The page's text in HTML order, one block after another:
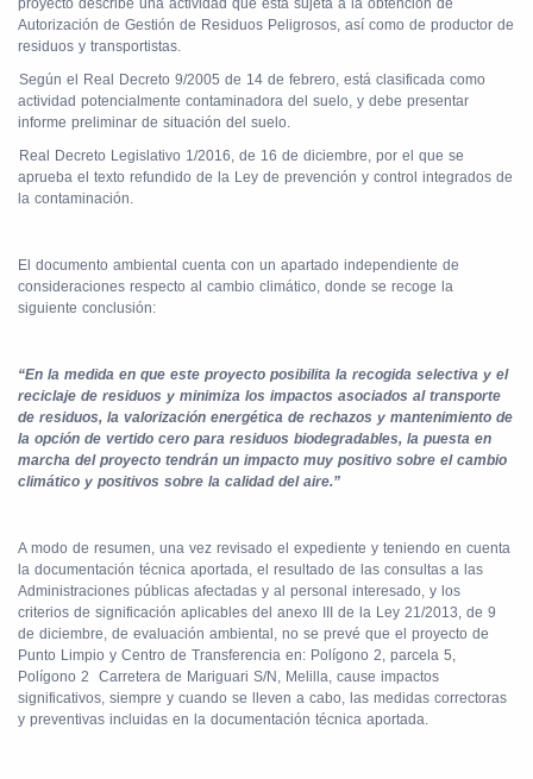
proyecto describe una actividad que está sujeta a la obtención de
Autorización de Gestión de Residuos Peligrosos, así como de productor de
residuos y transportistas.
Según el Real Decreto 9/2005 de 14 de febrero, está clasificada como
actividad potencialmente contaminadora del suelo, y debe presentar
informe preliminar de situación del suelo.
Real Decreto Legislativo 1/2016, de 16 de diciembre, por el que se
aprueba el texto refundido de la Ley de prevención y control integrados de
la contaminación.
El documento ambiental cuenta con un apartado independiente de
consideraciones respecto al cambio climático, donde se recoge la
siguiente conclusión:
“En la medida en que este proyecto posibilita la recogida selectiva y el
reciclaje de residuos y minimiza los impactos asociados al transporte
de residuos, la valorización energética de rechazos y mantenimiento de
la opción de vertido cero para residuos biodegradables, la puesta en
marcha del proyecto tendrán un impacto muy positivo sobre el cambio
climático y positivos sobre la calidad del aire.”
A modo de resumen, una vez revisado el expediente y teniendo en cuenta
la documentación técnica aportada, el resultado de las consultas a las
Administraciones públicas afectadas y al personal interesado, y los
criterios de significación aplicables del anexo III de la Ley 21/2013, de 9
de diciembre, de evaluación ambiental, no se prevé que el proyecto de
Punto Limpio y Centro de Transferencia en: Polígono 2, parcela 5,
Polígono 2
Carretera de Mariguari S/N, Melilla, cause impactos
significativos, siempre y cuando se lleven a cabo, las medidas correctoras
y preventivas incluidas en la documentación técnica aportada.